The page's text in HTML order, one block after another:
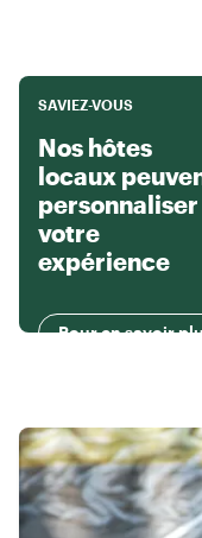
SAVIEZ-VOUS
Nos hôtes
locaux
personnaliser
votre
expérience
Pour en savoir